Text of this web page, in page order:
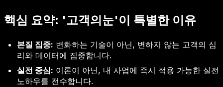
핵심 요약: '고객의눈'이 특별한 이유
본질 집중: 변화하는 기술이 아닌, 변하지 않는 고객의 심
리와 데이터에 집중합니다.
실전 중심: 이론이 아닌, 내 사업에 즉시 적용 가능한 실전
노하우를 전수합니다.